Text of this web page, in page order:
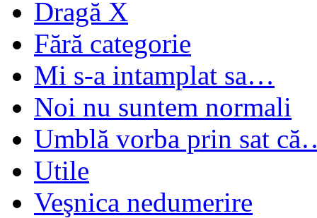
Dragă X
Fără categorie
Mi s-a intamplat sa…
Noi nu suntem normali
Umblă vorba prin sat
Utile
Veşnica nedumerire